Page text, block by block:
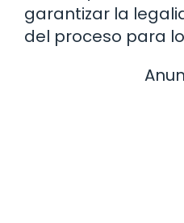
garantizar la
del proceso para